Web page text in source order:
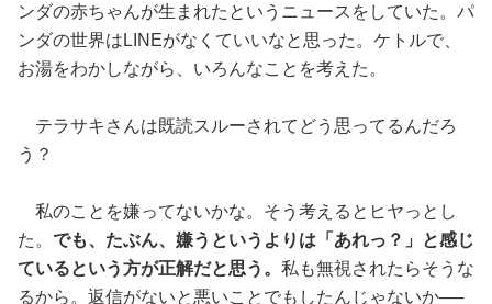
ンダの赤ちゃんが生まれたというニュースをしていた。パ
ンダの世界はLINEがなくていいなと思った。ケトルで、
お湯をわかしながら、いろんなことを考えた。
テラサキさんは既読スルーされてどう思ってるんだろ
う？
私のことを嫌ってないかな。そう考えるとヒヤっとし
た。 でも、たぶん、嫌うというよりは「あれっ？」と感じ
ているという方が正解だと思う。 私も無視されたらそうな
るから。返信がないと悪いことでもしたんじゃないか──